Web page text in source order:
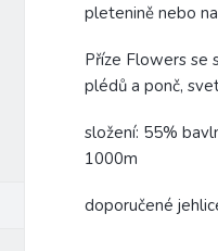
pletenině nebo
Příze Flowers se
plédů a ponč,
složení: 55%
1000m
doporučené